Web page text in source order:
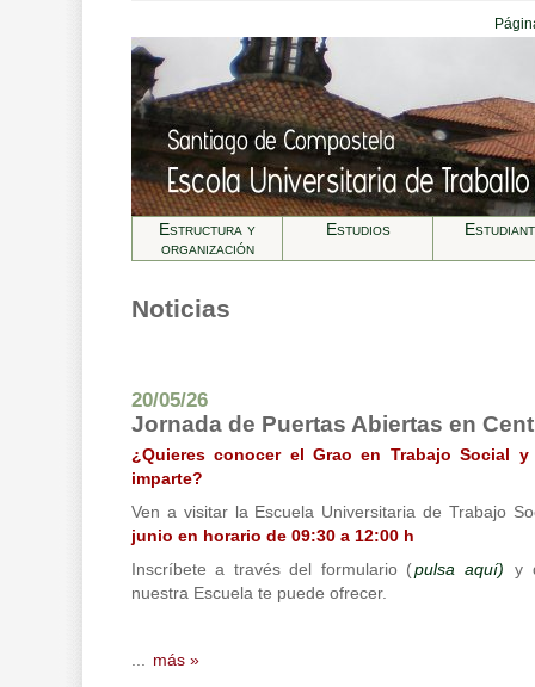
Estructura y
organización
Estudios
Noticias
20/05/26
Jornada de Puertas Abiertas en
¿Quieres conocer el Grao en Trabajo Social
imparte?
Ven a visitar la Escuela Universitaria de Trabajo
junio en horario de 09:30 a 12:00 h
Inscríbete a través del formulario (pulsa aquí)
y
nuestra Escuela te puede ofrecer.
más »